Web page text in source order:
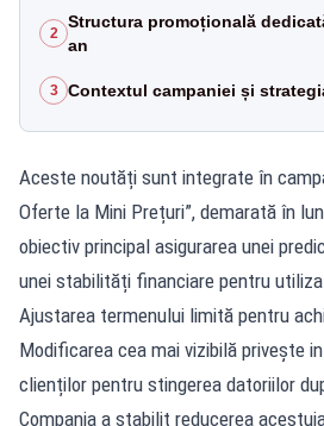
2
Structura promoțională
an
3 Contextul campaniei și
Aceste noutăți sunt integrate în
Oferte la Mini Prețuri”, demarată în
obiectiv principal asigurarea unei
unei stabilități financiare pentru
Ajustarea termenului limită pentru
Modificarea cea mai vizibilă privește
clienților pentru stingerea datoriilor
Compania a stabilit reducerea